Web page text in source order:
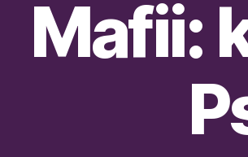
Mafii: